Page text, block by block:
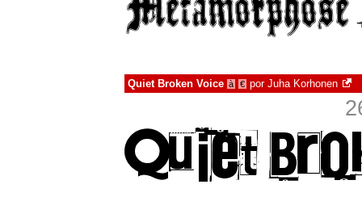
Quiet Broken Voice à € por Juha Korhonen